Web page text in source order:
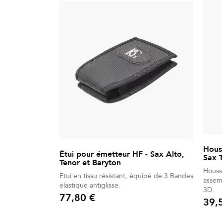
Étui pour émetteur HF - Sax Alto,
Tenor et Baryton
Étui en tissu résistant, équipé de 3 Bandes
élastique antiglisse.
Prix
77,80 €
Sax
3D.
Prix